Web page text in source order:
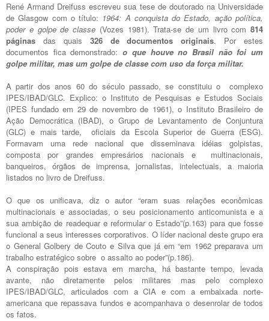
René Armand Dreifuss escreveu sua tese de doutorado na Universidade
de Glasgow com o título: 1964: A conquista do Estado, ação política,
poder e golpe de classe (Vozes 1981). Trata-se de um livro com 814
páginas das quais 326 de documentos originais. Por estes
documentos fica demonstrado:o que houve no Brasil não foi um
golpe militar, mas um golpe de classe com uso da força militar.
A partir dos anos 60 do século passado, se constituiu o complexo
IPES/IBAD/GLC. Explico: o Instituto de Pesquisas e Estudos Sociais
(IPES fundado em 29 de novembro de 1961), o Instituto Brasileiro de
Ação Democrática (IBAD), o Grupo de Levantamento de Conjuntura
(GLC) e mais tarde, oficiais da Escola Superior de Guerra (ESG).
Formavam uma rede nacional que disseminava idéias golpistas,
composta por grandes empresários nacionais e multinacionais,
banqueiros, órgãos de imprensa, jornalistas, intelectuais, a maioria
listados no livro de Dreifuss.
O que os unificava, diz o autor “eram suas relações econômicas
multinacionais e associadas, o seu posicionamento anticomunista e a
sua ambição de readequar e reformular o Estado”(p.163) para que fosse
funcional a seus interesses corporativos. O líder nacional deste grupo era
o General Golbery de Couto e Silva que já em “em 1962 preparava um
trabalho estratégico sobre o assalto ao poder”(p.186).
A conspiração pois estava em marcha, há bastante tempo, levada
avante, não diretamente pelos militares mas pelo complexo
IPES/IBAD/GLC, articulados com a CIA e com a embaixada norte-
americana que repassava fundos e acompanhava o desenrolar de todos
os fatos.